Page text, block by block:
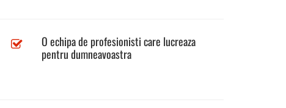
O echipa de profesionisti care lucreaza
pentru dumneavoastra